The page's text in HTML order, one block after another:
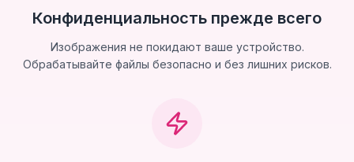
Конфиденциальность прежде всего
Изображения не покидают ваше устройство.
Обрабатывайте файлы безопасно и без лишних рисков.